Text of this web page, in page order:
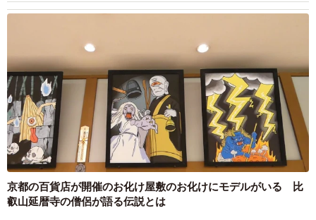
京都の百貨店が開催のお化け屋敷のお化けにモデルがいる 比
叡山延暦寺の僧侶が語る伝説とは